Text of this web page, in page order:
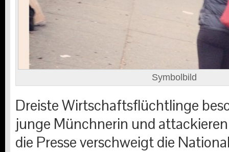
Symbolbild
Dreiste Wirtschaftsflüchtlinge
junge Münchnerin und
die Presse verschweigt die